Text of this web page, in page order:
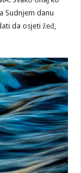
Sudnjem danu
da osjeti žeđ,